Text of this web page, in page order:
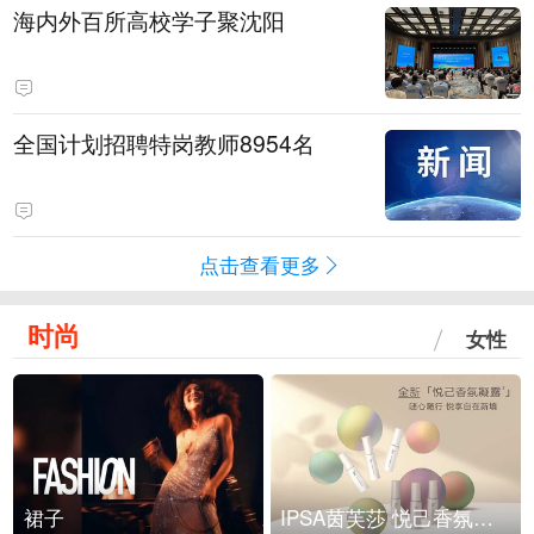
海内外百所高校学子聚沈阳
全国计划招聘特岗教师8954名
点击查看更多
时尚 女性
裙子 IPSA茵芙莎 悦己香氛凝露上市